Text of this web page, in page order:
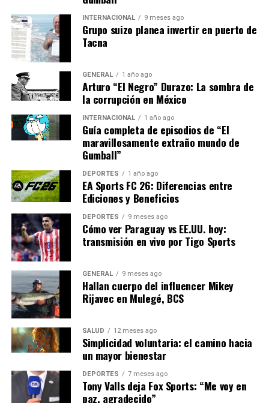
López, comentó que “la independencia del poder judicial
es fundamental para el funcionamiento de la
democracia, y casos como este ponen a prueba esa
independencia”.
En términos de futuro, el caso podría sentar
precedentes sobre cómo se manejan las acusaciones de
revelación de secretos y la relación entre los fiscales y el
poder político. Además, la atención mediática y pública
podría influir en reformas futuras dentro del sistema
Con el plazo de tres días establecido por el juez
Hurtado, se espera que las acusaciones presenten sus
reformulaciones en breve, lo que podría definir el curso
de un caso que ya ha captado la atención nacional.
NOTICIAS RELACIONADAS:
SIGUIENTE
Nestlé destituye a su director general por relación
inapropiada
ANTERIOR
La princesa Leonor inicia formación aérea en San Javier
Editorial
INTERNACIONAL 9 meses ago
Grupo suizo planea invertir en puerto de
Tacna
GENERAL 1 año ago
Arturo “El Negro” Durazo: La sombra de
la corrupción en México
INTERNACIONAL 1 año ago
Guía completa de episodios de “El
maravillosamente extraño mundo de
Gumball”
DEPORTES 1 año ago
EA Sports FC 26: Diferencias entre
Ediciones y Beneficios
DEPORTES 9 meses ago
Cómo ver Paraguay vs EE.UU. hoy:
transmisión en vivo por Tigo Sports
GENERAL 9 meses ago
Hallan cuerpo del influencer Mikey
Rijavec en Mulegé, BCS
SALUD 12 meses ago
Simplicidad voluntaria: el camino hacia
un mayor bienestar
DEPORTES 7 meses ago
Tony Valls deja Fox Sports: “Me voy en
paz, agradecido”